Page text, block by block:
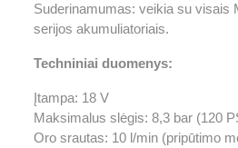
Suderinamumas: veikia su visais
serijos akumuliatoriais.
Techniniai duomenys:
Įtampa: 18 V
Maksimalus slėgis: 8,3 bar (120
Oro srautas: 10 l/min (pripūtimo